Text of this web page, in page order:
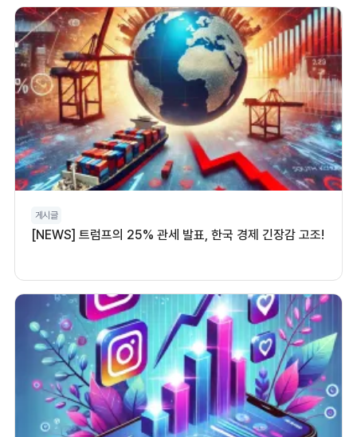
게시글
[NEWS] 트럼프의 25% 관세 발표, 한국 경제 긴장감 고조!